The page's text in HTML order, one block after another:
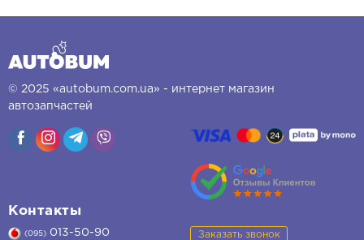
© 2025 «autobum.com.ua» - интернет магазин
автозапчастей
Контакты
(095) 013-50-90 Заказать звонок